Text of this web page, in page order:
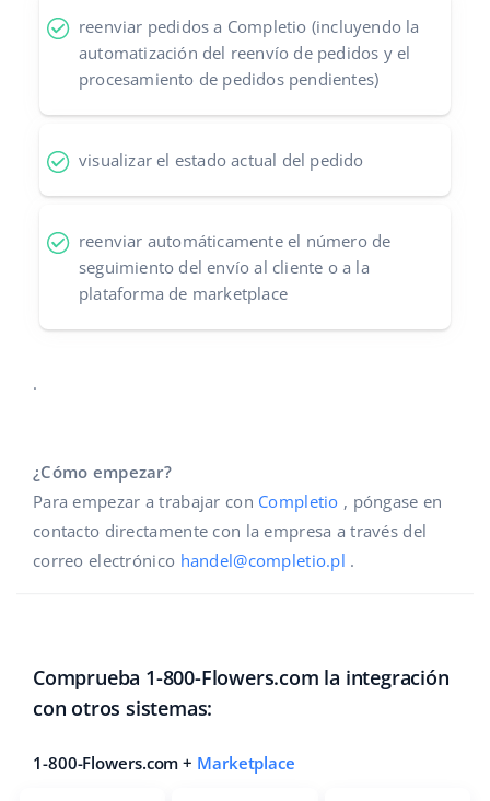
reenviar pedidos a Completio (incluyendo la
automatización del reenvío de pedidos y el
procesamiento de pedidos pendientes)
visualizar el estado actual del pedido
reenviar automáticamente el número de
seguimiento del envío al cliente o a la
plataforma de marketplace
.
¿Cómo empezar?
Para empezar a trabajar con Completio , póngase en
contacto directamente con la empresa a través del
correo electrónico handel@completio.pl .
Comprueba 1-800-Flowers.com la integración
con otros sistemas:
1-800-Flowers.com + Marketplace